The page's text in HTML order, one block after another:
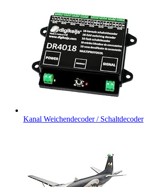
Kanal Weichendecoder / Schaltdecoder